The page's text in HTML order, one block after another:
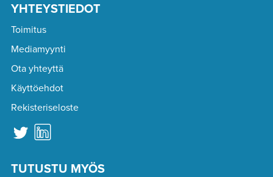
YHTEYSTIEDOT
Toimitus
Mediamyynti
Ota yhteyttä
Käyttöehdot
Rekisteriseloste
TUTUSTU MYÖS